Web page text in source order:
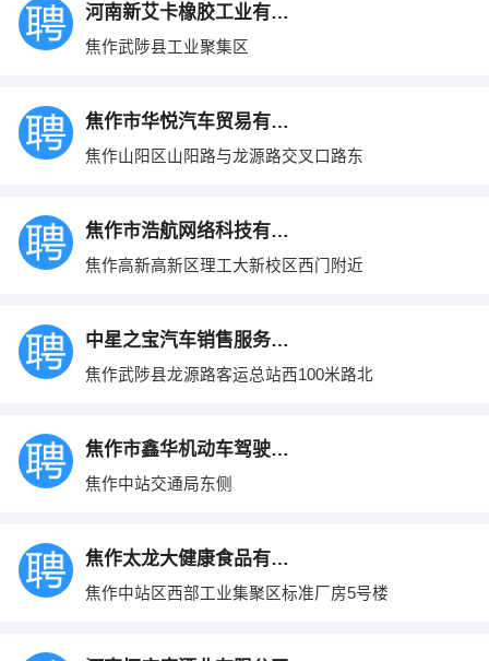
河南新艾卡橡胶工业有限公司
焦作武陟县工业聚集区
焦作市华悦汽车贸易有限公司
焦作山阳区山阳路与龙源路交叉口路东
焦作市浩航网络科技有限公司
焦作高新高新区理工大新校区西门附近
中星之宝汽车销售服务有限公司
焦作武陟县龙源路客运总站西100米路北
焦作市鑫华机动车驾驶员培训
焦作中站交通局东侧
焦作太龙大健康食品有限公司
焦作中站区西部工业集聚区标准厂房5号楼